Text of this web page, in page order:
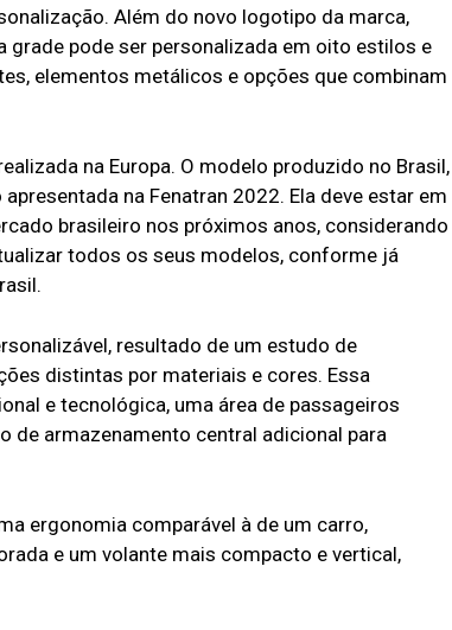
Além do novo logotipo da marca,
pode ser personalizada em oito estilos e
elementos metálicos e opções que combinam
na Europa. O modelo produzido no Brasil,
na Fenatran 2022. Ela deve estar em
brasileiro nos próximos anos, considerando
todos os seus modelos, conforme já
resultado de um estudo de
distintas por materiais e cores. Essa
e tecnológica, uma área de passageiros
de armazenamento central adicional para
ergonomia comparável à de um carro,
e um volante mais compacto e vertical,